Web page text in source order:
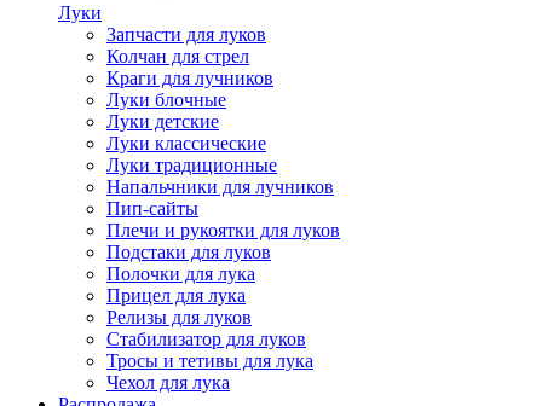
Луки
Запчасти для луков
Колчан для стрел
Краги для лучников
Луки блочные
Луки детские
Луки классические
Луки традиционные
Напальчники для лучников
Пип-сайты
Плечи и рукоятки для луков
Подстаки для луков
Полочки для лука
Прицел для лука
Релизы для луков
Стабилизатор для луков
Тросы и тетивы для лука
Чехол для лука